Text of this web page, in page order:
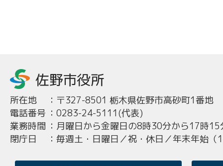
所在地 ： 〒327-8501 栃木県佐野市高砂町1番地
電話番号 ： 0283-24-5111(代表)
業務時間 ： 月曜日から金曜日の8時30分から17時15
閉庁日
： 毎週土・日曜日／祝・休日／年末年始